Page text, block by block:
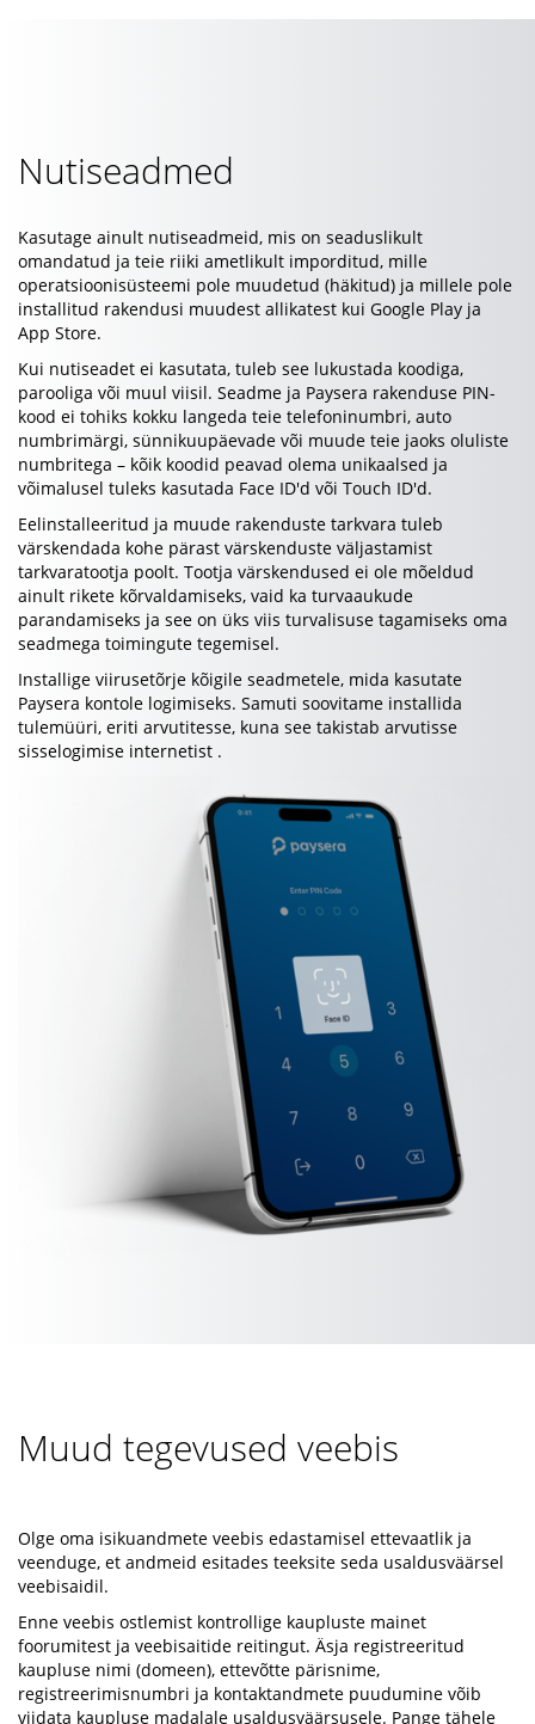
Nutiseadmed
Kasutage ainult nutiseadmeid, mis on seaduslikult
omandatud ja teie riiki ametlikult imporditud, mille
operatsioonisüsteemi pole muudetud (häkitud) ja millele pole
installitud rakendusi muudest allikatest kui Google Play ja
App Store.
Kui nutiseadet ei kasutata, tuleb see lukustada koodiga,
parooliga või muul viisil. Seadme ja Paysera rakenduse PIN-
kood ei tohiks kokku langeda teie telefoninumbri, auto
numbrimärgi, sünnikuupäevade või muude teie jaoks oluliste
numbritega – kõik koodid peavad olema unikaalsed ja
võimalusel tuleks kasutada Face ID'd või Touch ID'd.
Eelinstalleeritud ja muude rakenduste tarkvara tuleb
värskendada kohe pärast värskenduste väljastamist
tarkvaratootja poolt. Tootja värskendused ei ole mõeldud
ainult rikete kõrvaldamiseks, vaid ka turvaaukude
parandamiseks ja see on üks viis turvalisuse tagamiseks oma
seadmega toimingute tegemisel.
Installige viirusetõrje kõigile seadmetele, mida kasutate
Paysera kontole logimiseks. Samuti soovitame installida
tulemüüri, eriti arvutitesse, kuna see takistab arvutisse
sisselogimise internetist .
Muud tegevused veebis
Olge oma isikuandmete veebis edastamisel ettevaatlik ja
veenduge, et andmeid esitades teeksite seda usaldusväärsel
veebisaidil.
Enne veebis ostlemist kontrollige kaupluste mainet
foorumitest ja veebisaitide reitingut. Äsja registreeritud
kaupluse nimi (domeen), ettevõtte pärisnime,
registreerimisnumbri ja kontaktandmete puudumine võib
viidata kaupluse madalale usaldusväärsusele. Pange tähele